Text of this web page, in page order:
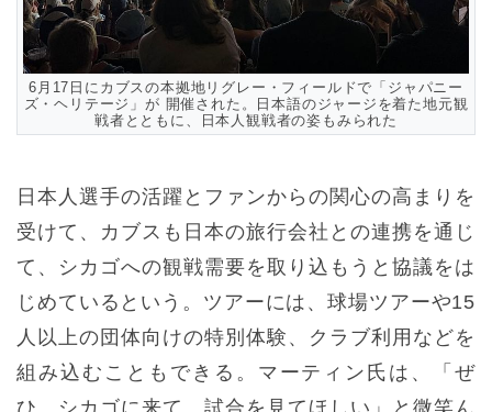
6月17日にカブスの本拠地リグレー・フィールドで「ジャパニー
ズ・ヘリテージ」が 開催された。日本語のジャージを着た地元観
戦者とともに、日本人観戦者の姿もみられた
日本人選手の活躍とファンからの関心の高まりを
受けて、カブスも日本の旅行会社との連携を通じ
て、シカゴへの観戦需要を取り込もうと協議をは
じめているという。ツアーには、球場ツアーや15
人以上の団体向けの特別体験、クラブ利用などを
組み込むこともできる。マーティン氏は、「ぜ
ひ、シカゴに来て、試合を見てほしい」と微笑ん